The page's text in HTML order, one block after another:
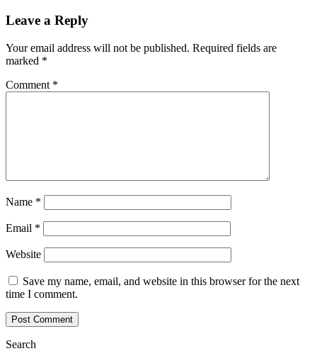
Leave a Reply
Your email address will not be published. Required fields are
marked *
Comment *
Name *
Email *
Website
Save my name, email, and website in this browser for the next
time I comment.
Search